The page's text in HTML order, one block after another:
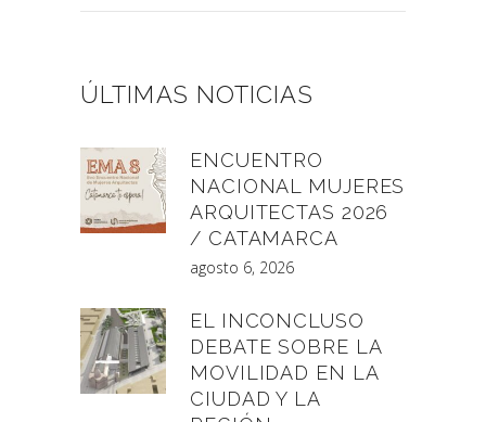
ÚLTIMAS NOTICIAS
ENCUENTRO
NACIONAL MUJERES
ARQUITECTAS 2026
/ CATAMARCA
agosto 6, 2026
EL INCONCLUSO
DEBATE SOBRE LA
MOVILIDAD EN LA
CIUDAD Y LA